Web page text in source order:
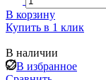
В корзину
Купить в 1 клик
В наличии
В избранное